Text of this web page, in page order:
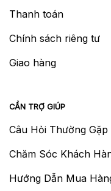
Thanh toán
Chính sách riêng tư
Giao hàng
CẦN TRỢ GIÚP
Câu Hỏi Thường Gặp
Chăm Sóc Khách
Hướng Dẫn Mua